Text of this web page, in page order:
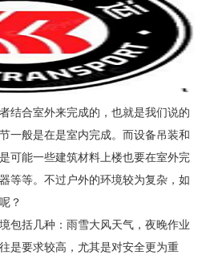
结合室外来完成的，也就是我们说的
一般是在是室内完成。而设备吊装和
可能一些建筑材料上楼也要在室外完
等等。不过户外的环境较为复杂，如
？
包括几种：雨雪大风天气，夜晚作业
是要求较高，尤其是对安全更为重